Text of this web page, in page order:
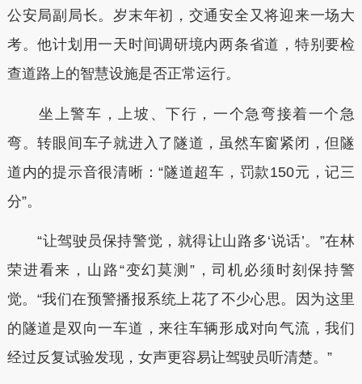
公安局副局长。岁末年初，交通安全又将迎来一场大
考。他计划用一天时间调研境内两条省道，特别要检
查道路上的智慧设施是否正常运行。
坐上警车，上坡、下行，一个急弯接着一个急
弯。转眼间车子就进入了隧道，虽然车窗紧闭，但隧
道内的提示音很清晰：“隧道超车，罚款150元，记三
分”。
“让驾驶员保持警觉，就得让山路多‘说话’。”在林
荣进看来，山路“变幻莫测”，司机必须时刻保持警
觉。“我们在预警播报系统上花了不少心思。因为这里
的隧道是双向一车道，来往车辆形成对向气流，我们
经过反复试验发现，女声更容易让驾驶员听清楚。”